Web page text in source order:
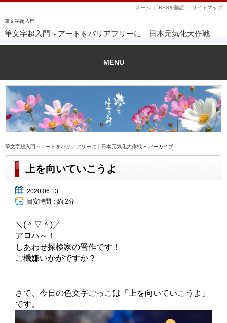
筆文字超入門
サイトマップ
RSSを購読 |
ホーム |
筆文字超入門～アートをバリアフリーに｜日本元気化大作戦
MENU
筆文字超入門～アートをバリアフリーに｜日本元気化大作戦 » アーカイブ
上を向いていこうよ
2020.06.13
目安時間： 約 2分
＼(＾▽＾)／
アロハ～！
しあわせ探検家の晋作です！
ご機嫌いかがですか？
さて、今日の色文字ごっこは「上を向いていこうよ」
です。